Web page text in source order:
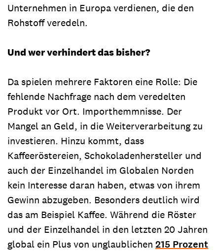
Unternehmen in Europa verdienen, die den
Rohstoff veredeln.
Und wer verhindert das bisher?
Da spielen mehrere Faktoren eine Rolle: Die
fehlende Nachfrage nach dem veredelten
Produkt vor Ort. Importhemmnisse. Der
Mangel an Geld, in die Weiterverarbeitung zu
investieren. Hinzu kommt, dass
Kaffeeröstereien, Schokoladenhersteller und
auch der Einzelhandel im Globalen Norden
kein Interesse daran haben, etwas von ihrem
Gewinn abzugeben. Besonders deutlich wird
das am Beispiel Kaffee. Während die Röster
und der Einzelhandel in den letzten 20 Jahren
global ein Plus von unglaublichen 215 Prozent